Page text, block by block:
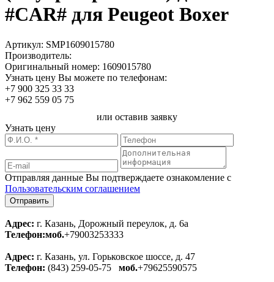
#CAR# для Peugeot Boxer
Артикул: SMP1609015780
Производитель:
Оригинальный номер: 1609015780
Узнать цену Вы можете по телефонам:
+7 900 325 33 33
+7 962 559 05 75
или оставив заявку
Узнать цену
Отправляя данные Вы подтверждаете ознакомление с
Пользовательским соглашением
Адрес: г. Казань, Дорожный переулок, д. 6а
Телефон:моб.+79003253333
Адрес: г. Казань, ул. Горьковское шоссе, д. 47
Телефон: (843) 259-05-75 моб.+79625590575